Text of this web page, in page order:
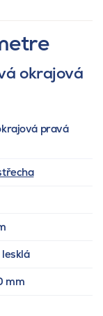
okrajová
pravá
mm